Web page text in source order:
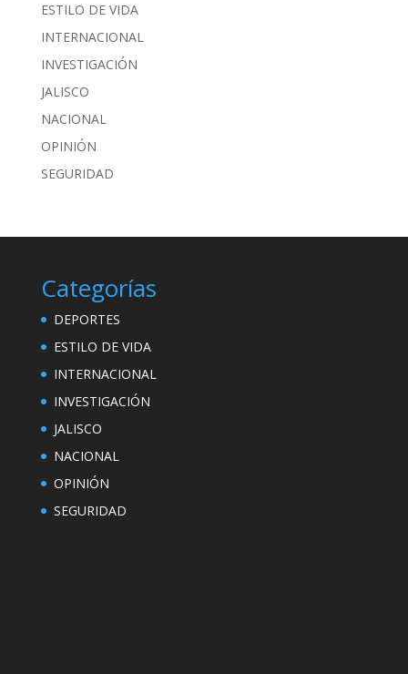
ESTILO DE VIDA
INTERNACIONAL
INVESTIGACIÓN
JALISCO
NACIONAL
OPINIÓN
SEGURIDAD
Categorías
DEPORTES
ESTILO DE VIDA
INTERNACIONAL
INVESTIGACIÓN
JALISCO
NACIONAL
OPINIÓN
SEGURIDAD